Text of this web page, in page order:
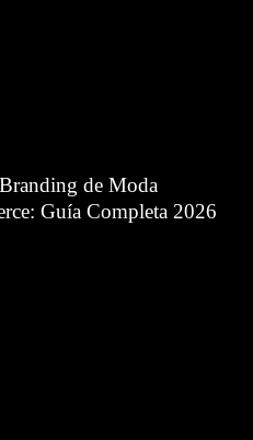
de Moda
Guía Completa 2026